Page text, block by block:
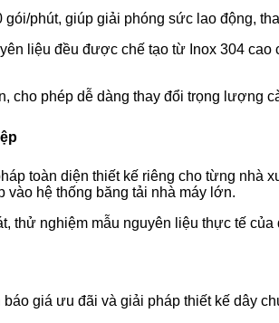
phút, giúp giải phóng sức lao động,
liệu đều được chế tạo từ Inox 304
cho phép dễ dàng thay đổi trọng lượng
toàn diện thiết kế riêng cho từng
hệ thống băng tải nhà máy lớn.
nghiệm mẫu nguyên liệu thực tế
giá ưu đãi và giải pháp thiết kế dây